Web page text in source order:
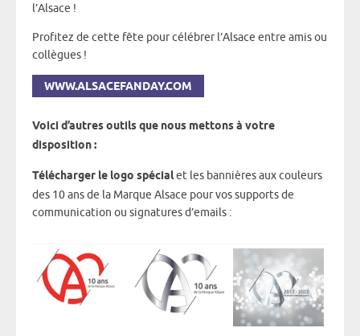
l’Alsace !
Profitez de cette fête pour célébrer l’Alsace entre amis ou
collègues !
WWW.ALSACEFANDAY.COM
Voici d’autres outils que nous mettons à votre
disposition :
Télécharger le logo spécialet les bannières aux couleurs
des 10 ans de la Marque Alsace pour vos supports de
communication ou signatures d’emails :